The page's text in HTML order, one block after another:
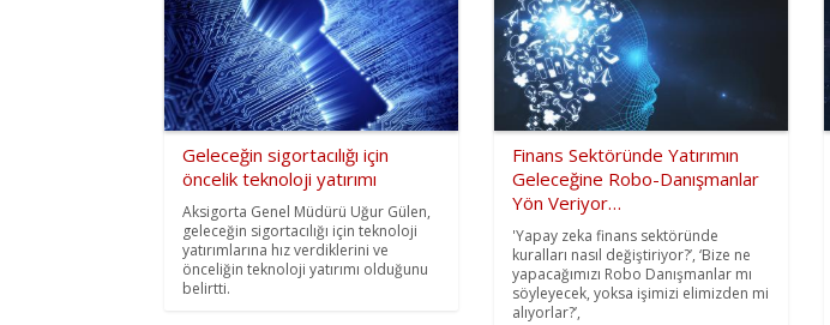
Geleceğin sigortacılığı için
öncelik teknoloji yatırımı
Aksigorta Genel Müdürü Uğur Gülen,
geleceğin sigortacılığı için teknoloji
yatırımlarına hız verdiklerini ve
önceliğin teknoloji yatırımı olduğunu
belirtti.
Finans Sektöründe Yatırımın
Geleceğine Robo-Danışmanlar
Yön Veriyor…
'Yapay zeka finans sektöründe
kuralları nasıl değiştiriyor?’, ‘Bize ne
yapacağımızı Robo Danışmanlar mı
söyleyecek, yoksa işimizi elimizden mi
alıyorlar?’,